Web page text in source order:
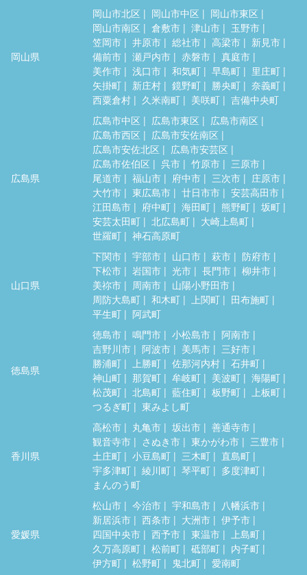
岡山県
岡山市北区 岡山市中区
岡山市東区
岡山市南区
倉敷市 津山市
玉野市
笠岡市
井原市 総社市 高梁市
新見市
備前市
瀬戸内市 赤磐市
真庭市
美作市
浅口市 和気町 早島町
里庄町
矢掛町
新庄村 鏡野町 勝央町
奈義町
西粟倉村
久米南町 美咲町 吉備中央町
広島県
広島市中区 広島市東区
広島市南区
広島市西区
広島市安佐南区
広島市安佐北区
広島市安芸区
広島市佐伯区
呉市 竹原市
三原市
尾道市
福山市 府中市 三次市
庄原市
大竹市
東広島市 廿日市市
安芸高田市
江田島市
府中町 海田町 熊野町
坂町
安芸太田町
北広島町
大崎上島町
世羅町
神石高原町
山口県
下関市 宇部市 山口市 萩市
防府市
下松市
岩国市 光市 長門市
柳井市
美祢市
周南市
山陽小野田市
周防大島町
和木町 上関町
田布施町
平生町
阿武町
徳島県
徳島市 鳴門市 小松島市
阿南市
吉野川市
阿波市 美馬市
三好市
勝浦町
上勝町 佐那河内村
石井町
神山町
那賀町 牟岐町 美波町
海陽町
松茂町
北島町 藍住町 板野町
上板町
つるぎ町
東みよし町
香川県
高松市 丸亀市 坂出市
善通寺市
観音寺市
さぬき市 東かがわ市
三豊市
土庄町
小豆島町 三木町
直島町
宇多津町
綾川町 琴平町
多度津町
まんのう町
愛媛県
松山市 今治市 宇和島市
八幡浜市
新居浜市
西条市 大洲市
伊予市
四国中央市
西予市 東温市
上島町
久万高原町
松前町 砥部町
内子町
伊方町
松野町 鬼北町 愛南町